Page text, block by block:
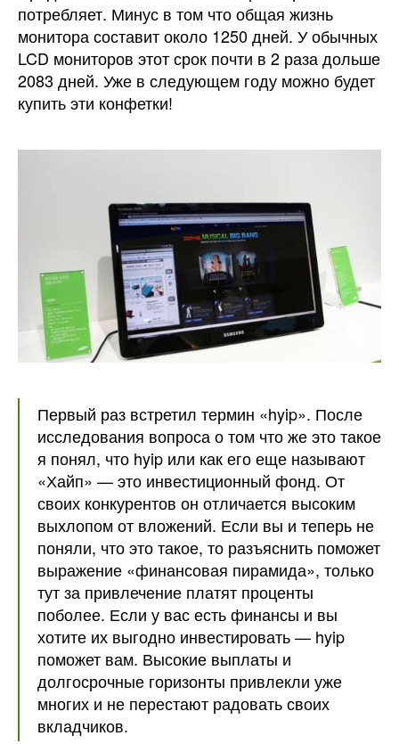
потребляет. Минус в том что общая жизнь
монитора составит около 1250 дней. У обычных
LCD мониторов этот срок почти в 2 раза дольше
2083 дней. Уже в следующем году можно будет
купить эти конфетки!
Первый раз встретил термин «hyip». После
исследования вопроса о том что же это такое
я понял, что hyip или как его еще называют
«Хайп» — это инвестиционный фонд. От
своих конкурентов он отличается высоким
выхлопом от вложений. Если вы и теперь не
поняли, что это такое, то разъяснить поможет
выражение «финансовая пирамида», только
тут за привлечение платят проценты
поболее. Если у вас есть финансы и вы
хотите их выгодно инвестировать — hyip
поможет вам. Высокие выплаты и
долгосрочные горизонты привлекли уже
многих и не перестают радовать своих
вкладчиков.